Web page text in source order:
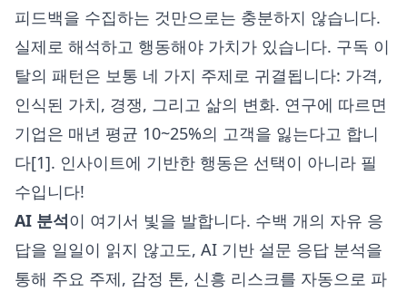
피드백을 수집하는 것만으로는 충분하지 않습니다.
실제로 해석하고 행동해야 가치가 있습니다. 구독 이
탈의 패턴은 보통 네 가지 주제로 귀결됩니다: 가격,
인식된 가치, 경쟁, 그리고 삶의 변화. 연구에 따르면
기업은 매년 평균 10~25%의 고객을 잃는다고 합니
다[1]. 인사이트에 기반한 행동은 선택이 아니라 필
수입니다!
AI 분석이 여기서 빛을 발합니다. 수백 개의 자유 응
답을 일일이 읽지 않고도, AI 기반 설문 응답 분석을
통해 주요 주제, 감정 톤, 신흥 리스크를 자동으로 파